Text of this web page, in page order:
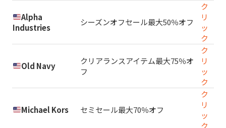
Alpha
Industries
シーズンオフセール最大50％オフ
ク
リ
ッ
ク
Old Navy
クリアランスアイテム最大75％オ
フ
ク
リ
ッ
ク
Michael Kors セミセール最大70％オフ
ク
リ
ッ
ク